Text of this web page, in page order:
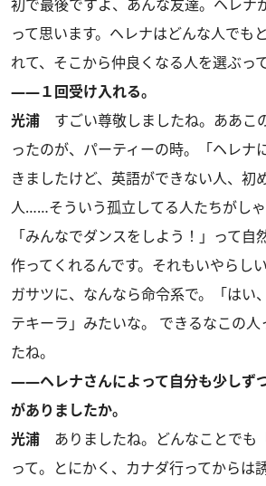
初で最後ですよ、あんな友達。ヘレナ
って思います。ヘレナはどんな人でも
れて、そこから仲良くなる人を選ぶっ
――１回受け入れる。
光浦 すごい尊敬しましたね。ああこ
ったのが、パーティーの時。「ヘレナ
きましたけど、英語ができない人、初
人……そういう孤立してる人たちがし
「みんなでダンスをしよう！」って自
作ってくれるんです。それもいやらし
ガサツに、なんなら命令系で。「はい
テキーラ」みたいな。 できるなこの
たね。
――ヘレナさんによって自分も少しず
がありましたか。
光浦 ありましたね。どんなことでも
って。とにかく、カナダ行ってからは